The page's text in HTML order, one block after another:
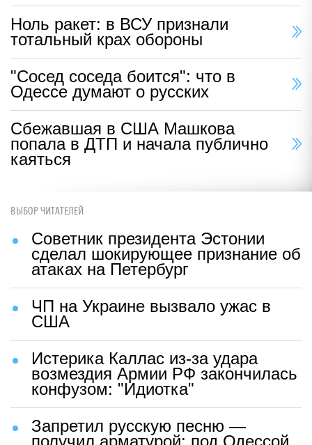
Ноль ракет: в ВСУ признали
тотальный крах обороны
"Сосед соседа боится": что в
Одессе думают о русских
Сбежавшая в США Машкова
попала в ДТП и начала публично
каяться
ВЫБОР ЧИТАТЕЛЕЙ
Советник президента Эстонии
сделал шокирующее признание об
атаках на Петербург
ЧП на Украине вызвало ужас в
США
Истерика Каллас из-за удара
возмездия Армии РФ закончилась
конфузом: "Идиотка"
Запретил русскую песню —